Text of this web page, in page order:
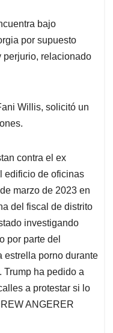
bajo
por supuesto
perjurio, relacionado
Willis, solicitó un
contra el ex
edificio de oficinas
marzo de 2023 en
del fiscal de distrito
investigando
por parte del
estrella porno durante
Trump ha pedido a
a protestar si lo
ANGERER